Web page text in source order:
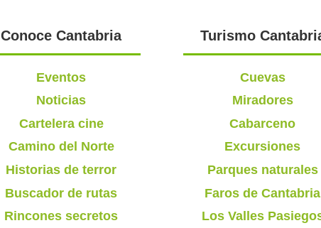
Conoce Cantabria
Eventos
Noticias
Cartelera cine
Camino del Norte
Historias de terror
Buscador de rutas
Rincones secretos
Turismo
Cuevas
Miradores
Cabarceno
Excursiones
Parques naturales
Faros de Cantabria
Los Valles